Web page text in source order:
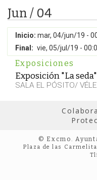
Jun / 04
Inicio: mar, 04/jun/19 -
Final: vie, 05/jul/19 -
Exposiciones
Exposición "La
SALA EL PÓSITO/
© Excmo.
Plaza de las